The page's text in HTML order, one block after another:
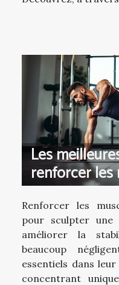
Les
renforcer les
Renforcer les
pour sculpter une
améliorer la
beaucoup
essentiels dans
concentrant